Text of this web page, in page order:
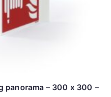
panorama – 300 x 300 –